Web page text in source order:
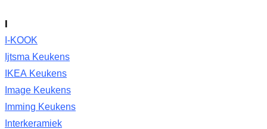
I
I-KOOK
Ijtsma Keukens
IKEA Keukens
Image Keukens
Imming Keukens
Interkeramiek